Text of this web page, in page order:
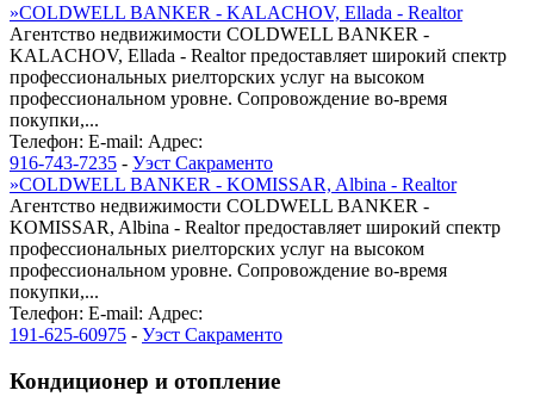
»COLDWELL BANKER - KALACHOV, Ellada - Realtor
Агентство недвижимости COLDWELL BANKER -
KALACHOV, Ellada - Realtor предоставляет широкий спектр
профессиональных риелторских услуг на высоком
профессиональном уровне. Сопровождение во-время
покупки,...
Телефон: E-mail: Адрес:
916-743-7235 - Уэст Сакраменто
»COLDWELL BANKER - KOMISSAR, Albina - Realtor
Агентство недвижимости COLDWELL BANKER -
KOMISSAR, Albina - Realtor предоставляет широкий спектр
профессиональных риелторских услуг на высоком
профессиональном уровне. Сопровождение во-время
покупки,...
Телефон: E-mail: Адрес:
191-625-60975 - Уэст Сакраменто
Кондиционер и отопление